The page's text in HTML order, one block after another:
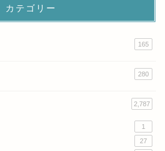
カテゴリー
165
280
2,787
1
27